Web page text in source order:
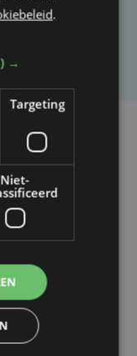
di 5 augustus 2014
een Hannahs'
wo 16 juli 2014
.
→
Targeting
Niet-